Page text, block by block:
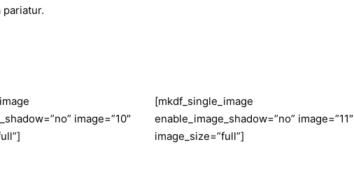
pariatur.
image=”10″
[mkdf_single_image
enable_image_shadow=”no” image=”11″
image_size=”full”]